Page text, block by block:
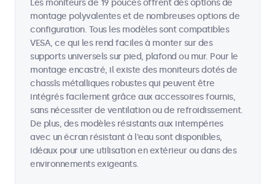
Les moniteurs de 19 pouces offrent des options de
montage polyvalentes et de nombreuses options de
configuration. Tous les modèles sont compatibles
VESA, ce qui les rend faciles à monter sur des
supports universels sur pied, plafond ou mur. Pour le
montage encastré, il existe des moniteurs dotés de
chassîs métalliques robustes qui peuvent être
intégrés facilement grâce aux accessoires fournis,
sans nécessiter de ventilation ou de refroidissement.
De plus, des modèles résistants aux intempéries
avec un écran résistant à l'eau sont disponibles,
idéaux pour une utilisation en extérieur ou dans des
environnements exigeants.